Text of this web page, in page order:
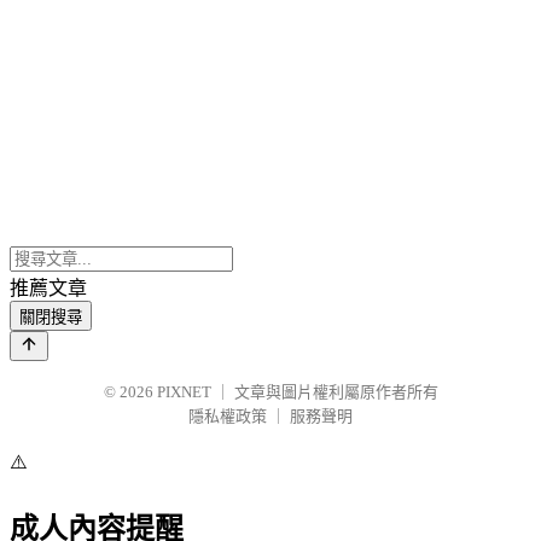
推薦文章
關閉搜尋
© 2026 PIXNET
文章與圖片權利屬原作者所有
隱私權政策
服務聲明
⚠️
成人內容提醒